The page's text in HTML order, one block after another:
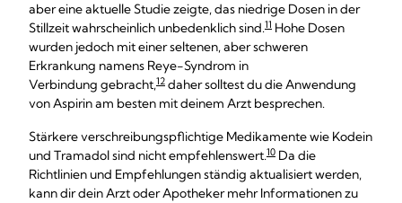
aber eine aktuelle Studie zeigte, das niedrige Dosen in der
Stillzeit wahrscheinlich unbedenklich sind.11 Hohe Dosen
wurden jedoch mit einer seltenen, aber schweren
Erkrankung namens Reye-Syndrom in
Verbindung gebracht,12 daher solltest du die Anwendung
von Aspirin am besten mit deinem Arzt besprechen.
Stärkere verschreibungspflichtige Medikamente wie Kodein
und Tramadol sind nicht empfehlenswert.10 Da die
Richtlinien und Empfehlungen ständig aktualisiert werden,
kann dir dein Arzt oder Apotheker mehr Informationen zu